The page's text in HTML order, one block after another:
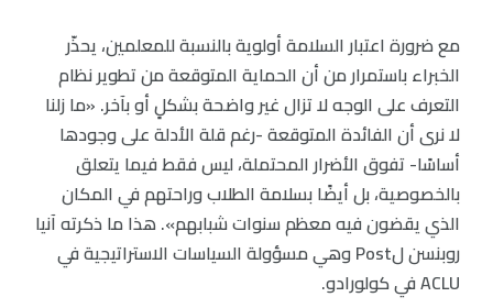
مع ضرورة اعتبار السلامة أولوية بالنسبة للمعلمين، يحذّر
الخبراء باستمرار من أن الحماية المتوقعة من تطوير نظام
التعرف على الوجه لا تزال غير واضحة بشكلٍ أو بآخر. «ما زلنا
لا نرى أن الفائدة المتوقعة -رغم قلة الأدلة على وجودها
أساسًا- تفوق الأضرار المحتملة، ليس فقط فيما يتعلق
بالخصوصية، بل أيضًا بسلامة الطلاب وراحتهم في المكان
الذي يقضون فيه معظم سنوات شبابهم». هذا ما ذكرته آنيا
روبنسن لPost وهي مسؤولة السياسات الاستراتيجية في
ACLU في كولورادو.